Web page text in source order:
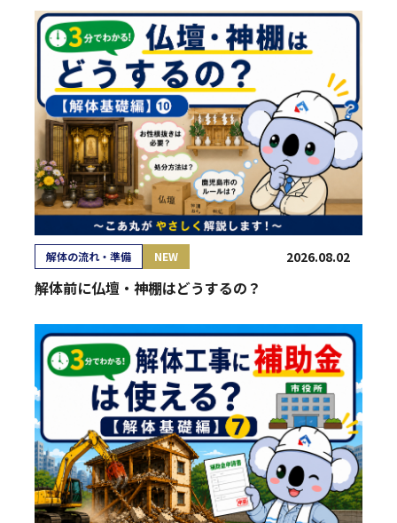
解体の流れ・準備 NEW 2026.08.02
解体前に仏壇・神棚はどうするの？